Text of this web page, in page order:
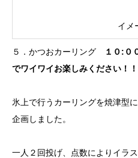
イメ
５．かつおカーリング
１０:
でワイワイお楽しみください！！
氷上で行うカーリングを焼津型
企画しました。
一人２回投げ、点数によりイラ